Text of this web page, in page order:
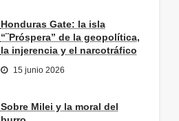
Honduras Gate: la isla
“¨Próspera” de la geopolítica,
la injerencia y el narcotráfico
15 junio 2026
Sobre Milei y la moral del